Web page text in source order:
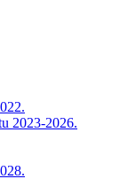
2023-2026.